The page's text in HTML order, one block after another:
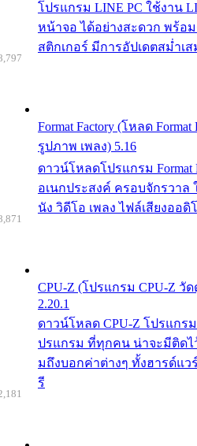
โปรแกรม LINE PC ใช้งาน
หน้าจอ ได้อย่างสะดวก พร้อ
สติกเกอร์ มีการอัปเดตสม่ำเส
Format Factory (โหลด
รูปภาพ เพลง) 5.16
ดาวน์โหลดโปรแกรม Format
อเนกประสงค์ ครอบจักรวา
นัง วิดีโอ เพลง ไฟล์เสียงออดิ
CPU-Z (โปรแกรม CPU-Z วั
2.20.1
ดาวน์โหลด CPU-Z โปรแกร
ปรแกรม ที่ทุกคน น่าจะมีติดไ
มถึงบอกค่าต่างๆ ทั้งฮารด์แว
รี